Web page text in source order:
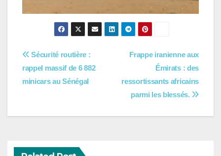
Navigation
de
Frappe iranienne aux
Émirats : des
ressortissants africains
parmi les blessés.
Sécurité routière :
rappel massif de 6 882
minicars au Sénégal